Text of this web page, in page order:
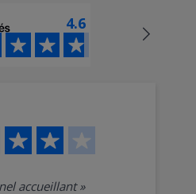
4.6
accueillant»